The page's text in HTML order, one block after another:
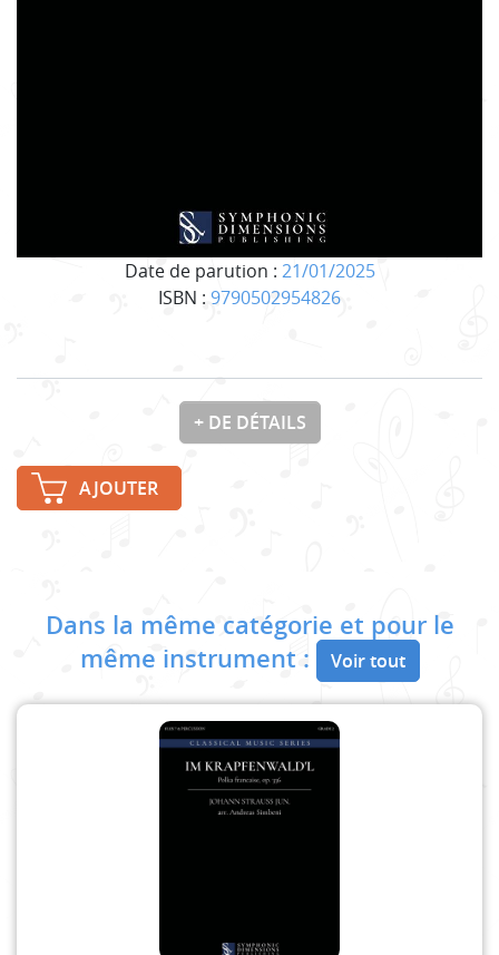
Date de parution : 21/01/2025
ISBN : 9790502954826
+ DE DÉTAILS
AJOUTER
Dans la même catégorie et pour le
même instrument :
Voir tout